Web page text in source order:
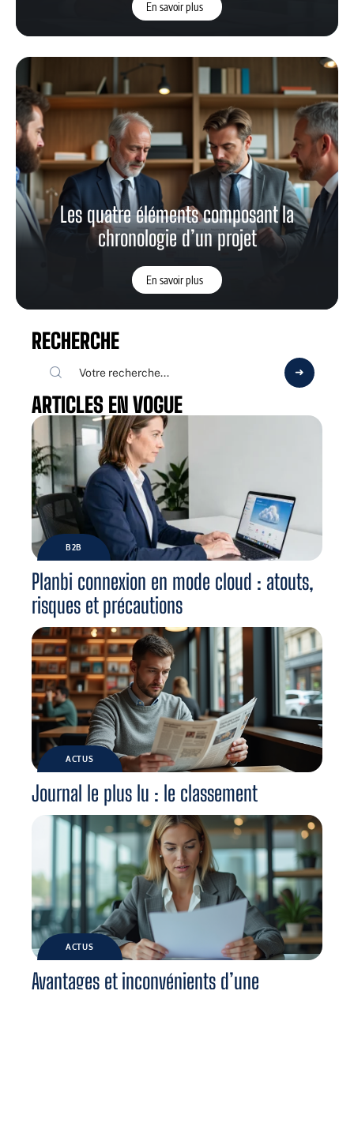
En savoir plus
Les quatre éléments composant la
chronologie d’un projet
En savoir plus
RECHERCHE
ARTICLES EN VOGUE
B2B
Planbi connexion en mode cloud : atouts,
risques et précautions
ACTUS
Journal le plus lu : le classement
ACTUS
Avantages et inconvénients d’une